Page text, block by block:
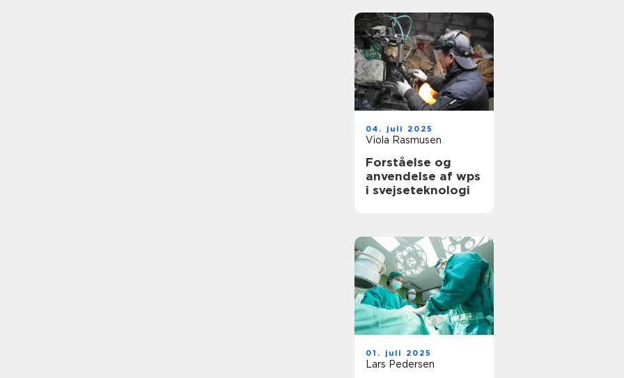
04. juli 2025
Viola Rasmusen
Forståelse og
anvendelse af wps
i svejseteknologi
01. juli 2025
Lars Pedersen